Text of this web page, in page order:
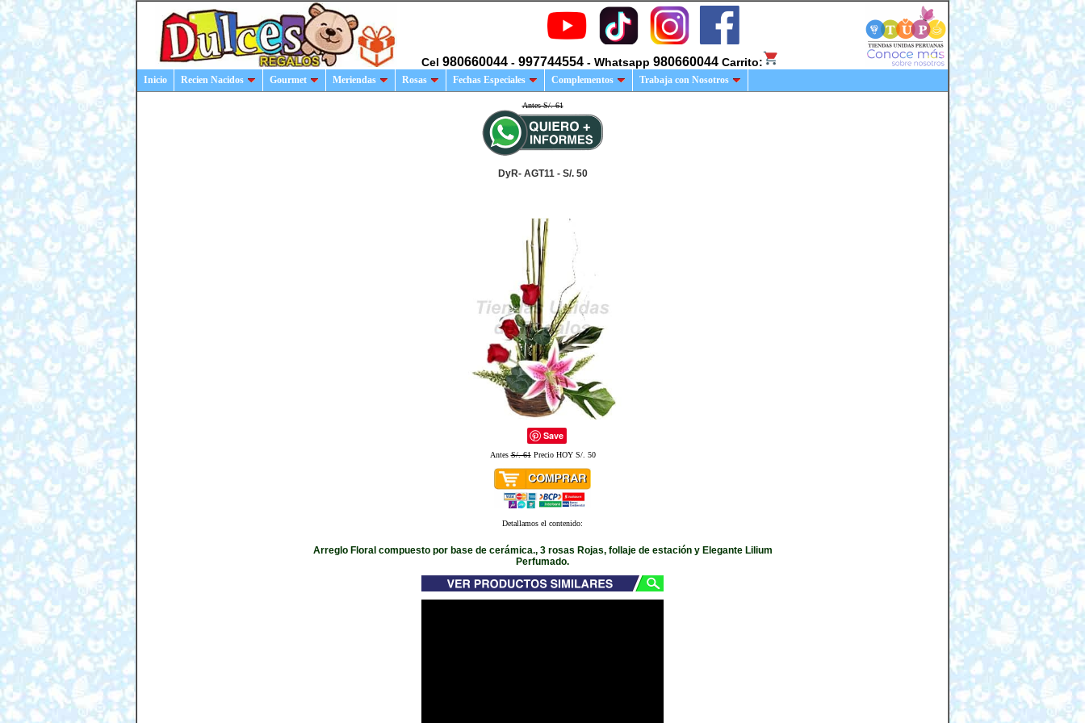
Cel 980660044 - 997744554 - Whatsapp 980660044 Carrito:
Inicio Recien Nacidos Gourmet Meriendas Rosas Fechas Especiales Complementos Trabaja con Nosotros
Antes S/. 61
DyR- AGT11 - S/. 50
Save
AntesS/. 61Precio HOY S/. 50
Detallamos el contenido:
Arreglo Floral compuesto por base de cerámica., 3 rosas Rojas, follaje de estación y Elegante Lilium
Perfumado.